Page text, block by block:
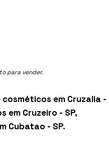
para vender.
em Cruzalia -
em Cruzeiro - SP,
Cubatao - SP.